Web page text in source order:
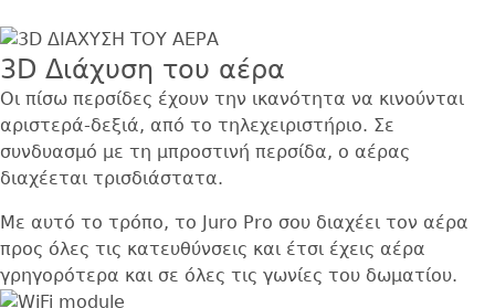
3D Διάχυση του αέρα
Οι πίσω περσίδες έχουν την ικανότητα να κινούνται
αριστερά-δεξιά, από το τηλεχειριστήριο. Σε
συνδυασμό με τη μπροστινή περσίδα, ο αέρας
διαχέεται τρισδιάστατα.
Με αυτό το τρόπο, το Juro Pro σου διαχέει τον αέρα
προς όλες τις κατευθύνσεις και έτσι έχεις αέρα
γρηγορότερα και σε όλες τις γωνίες του δωματίου.